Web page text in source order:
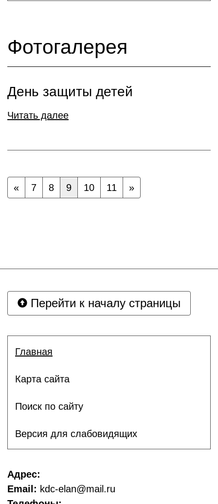
Фотогалерея
День защиты детей
Читать далее
« 7 8 9 10 11 »
Перейти к началу страницы
Главная
Карта сайта
Поиск по сайту
Версия для слабовидящих
Адрес:
Email: kdc-elan@mail.ru